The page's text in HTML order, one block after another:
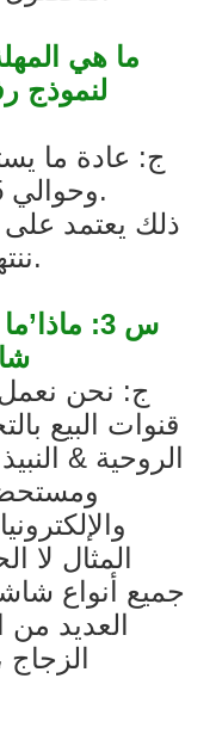
لنموذج
وحوالي 25-40 يومًا للإنتاج الضخم.
ذلك يعتمد
ننتهي في أسرع وقت ممكن.
س 3:
ج: نحن
قنوات البيع
الروحية &
المثال لا
جميع أنواع
العديد من